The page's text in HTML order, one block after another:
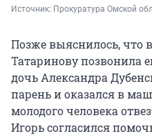
Источник: Прокуратура Омской
Позже выяснилось, что
Татаринову позвонила
дочь Александра
парень и оказался в
молодого человека
Игорь согласился